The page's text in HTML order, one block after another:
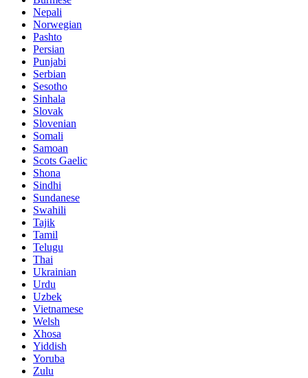
Nepali
Norwegian
Pashto
Persian
Punjabi
Serbian
Sesotho
Sinhala
Slovak
Slovenian
Somali
Samoan
Scots Gaelic
Shona
Sindhi
Sundanese
Swahili
Tajik
Tamil
Telugu
Thai
Ukrainian
Urdu
Uzbek
Vietnamese
Welsh
Xhosa
Yiddish
Yoruba
Zulu